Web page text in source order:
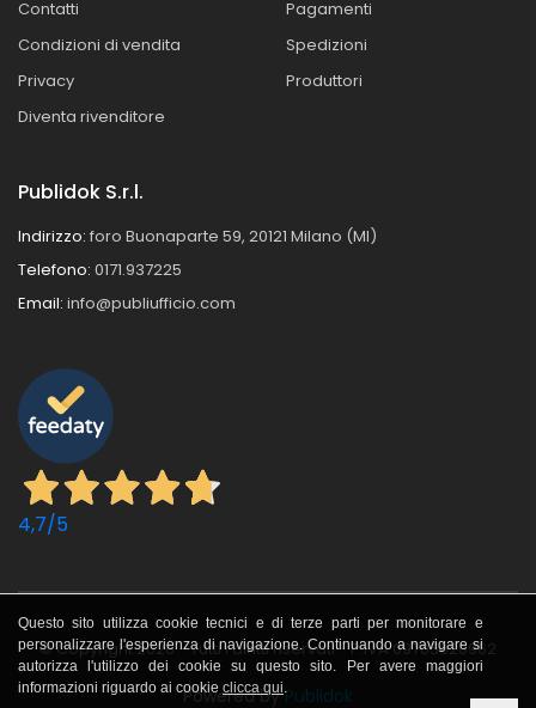
Contatti
Condizioni di vendita
Privacy
Diventa rivenditore
Pagamenti
Spedizioni
Produttori
Publidok S.r.l.
Indirizzo: foro Buonaparte 59, 20121 Milano (MI)
Telefono: 0171.937225
Email: info@publiufficio.com
4,7/5
© Copyright 2026 - Tutti i diritti riservati - P.IVA 09705620962
Powered byPublidok
Questo sito utilizza cookie tecnici e di terze parti per monitorare e
personalizzare l'esperienza di navigazione. Continuando a navigare si
autorizza l'utilizzo dei cookie su questo sito. Per avere maggiori
informazioni riguardo ai cookie clicca qui.